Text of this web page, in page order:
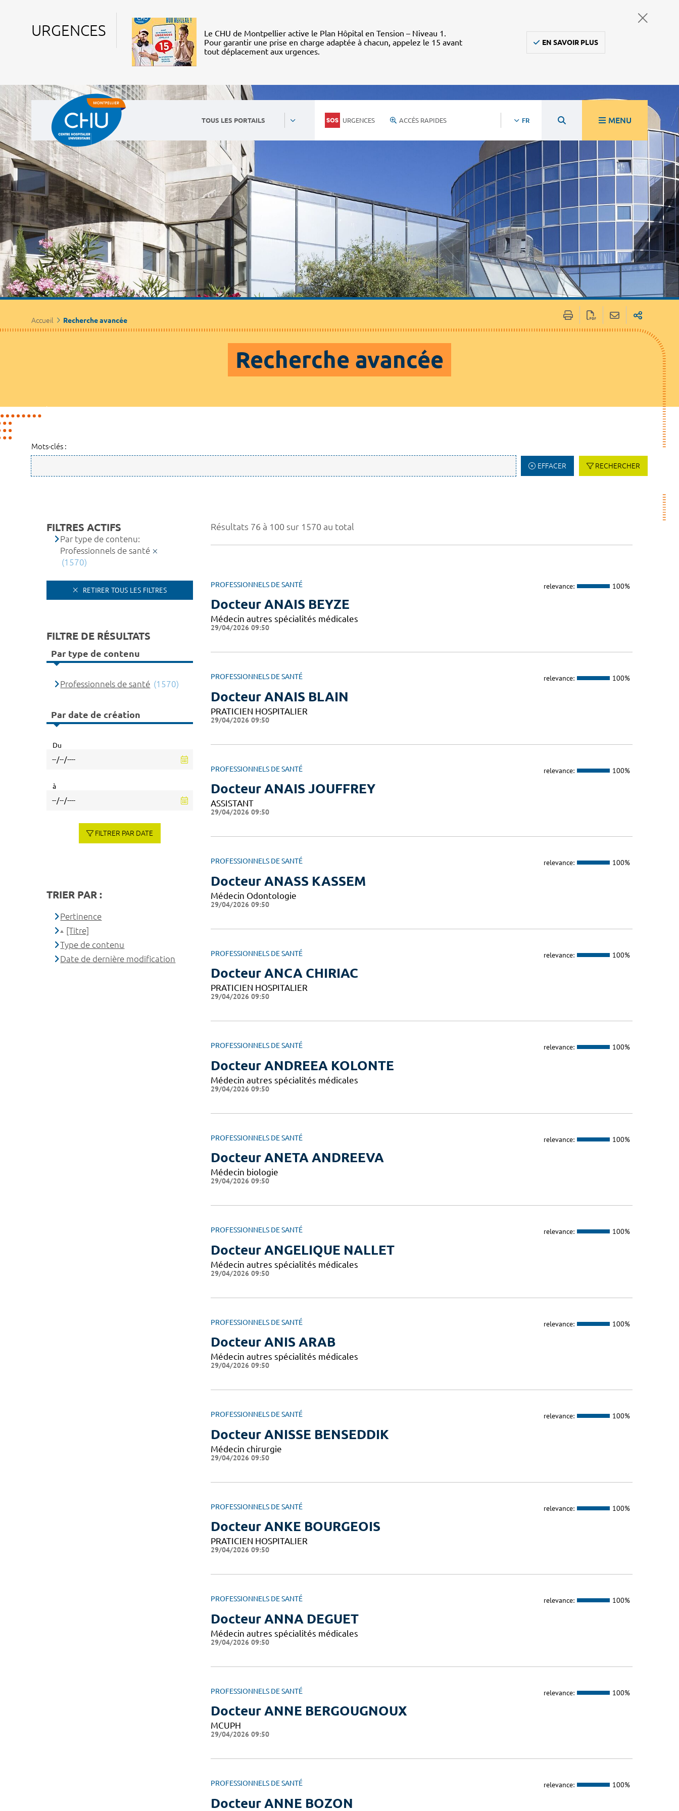
URGENCES
Le CHU de Montpellier active le Plan Hôpital en Tension – Niveau 1.
Pour garantir une prise en charge adaptée à chacun, appelez le 15 avant
tout déplacement aux urgences.
EN SAVOIR PLUS
TOUS LES PORTAILS URGENCES ACCÈS RAPIDES FR MENU
Accueil Recherche avancée
Recherche avancée
Mots-clés :
EFFACER RECHERCHER
Résultats 76 à 100 sur 1570 au total
PROFESSIONNELS DE SANTÉ relevance: 100%
Docteur ANAIS BEYZE
Médecin autres spécialités médicales
29/04/2026 09:50
PROFESSIONNELS DE SANTÉ relevance: 100%
Docteur ANAIS BLAIN
PRATICIEN HOSPITALIER
29/04/2026 09:50
PROFESSIONNELS DE SANTÉ relevance: 100%
Docteur ANAIS JOUFFREY
ASSISTANT
29/04/2026 09:50
PROFESSIONNELS DE SANTÉ relevance: 100%
Docteur ANASS KASSEM
Médecin Odontologie
29/04/2026 09:50
PROFESSIONNELS DE SANTÉ relevance: 100%
Docteur ANCA CHIRIAC
PRATICIEN HOSPITALIER
29/04/2026 09:50
PROFESSIONNELS DE SANTÉ relevance: 100%
Docteur ANDREEA KOLONTE
Médecin autres spécialités médicales
29/04/2026 09:50
PROFESSIONNELS DE SANTÉ relevance: 100%
Docteur ANETA ANDREEVA
Médecin biologie
29/04/2026 09:50
PROFESSIONNELS DE SANTÉ relevance: 100%
Docteur ANGELIQUE NALLET
Médecin autres spécialités médicales
29/04/2026 09:50
PROFESSIONNELS DE SANTÉ relevance: 100%
Docteur ANIS ARAB
Médecin autres spécialités médicales
29/04/2026 09:50
PROFESSIONNELS DE SANTÉ relevance: 100%
Docteur ANISSE BENSEDDIK
Médecin chirurgie
29/04/2026 09:50
PROFESSIONNELS DE SANTÉ relevance: 100%
Docteur ANKE BOURGEOIS
PRATICIEN HOSPITALIER
29/04/2026 09:50
PROFESSIONNELS DE SANTÉ relevance: 100%
Docteur ANNA DEGUET
Médecin autres spécialités médicales
29/04/2026 09:50
PROFESSIONNELS DE SANTÉ relevance: 100%
Docteur ANNE BERGOUGNOUX
MCUPH
29/04/2026 09:50
PROFESSIONNELS DE SANTÉ relevance: 100%
Docteur ANNE BOZON
FILTRES ACTIFS
Par type de contenu:
Professionnels de santé
(1570)
RETIRER TOUS LES FILTRES
FILTRE DE RÉSULTATS
Par type de contenu
Professionnels de santé (1570)
Par date de création
Du
à
FILTRER PAR DATE
TRIER PAR :
Pertinence
[Titre]
Type de contenu
Date de dernière modification